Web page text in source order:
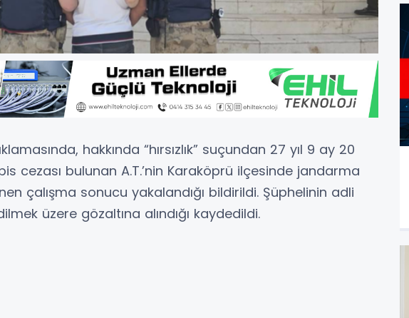
hakkında “hırsızlık” suçundan 27 yıl 9 ay 20
cezası bulunan A.T.’nin Karaköprü ilçesinde jandarma
çalışma sonucu yakalandığı bildirildi. Şüphelinin adli
üzere gözaltına alındığı kaydedildi.